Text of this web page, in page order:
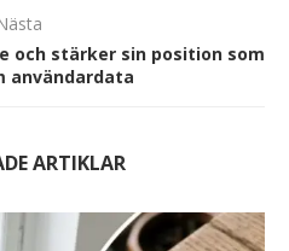
och stärker sin position som
användardata
ARTIKLAR